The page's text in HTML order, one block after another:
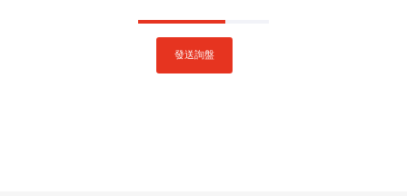
發送詢盤